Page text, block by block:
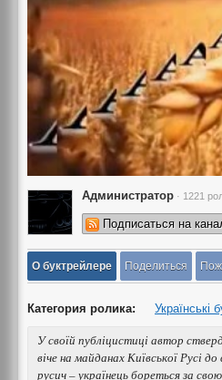
Администратор · 1221
Подписаться на
О буктрейлере Поделиться
Категория ролика: Українські
У своїй публіцистиці автор
віче на майданах Київської Русі
русич – українець бореться за